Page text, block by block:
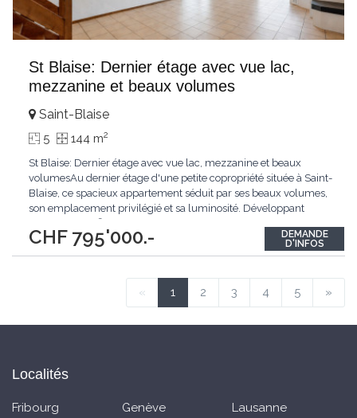
St Blaise: Dernier étage avec vue lac,
mezzanine et beaux volumes
CHF 795'000.-
Saint-Blaise
5 144 m2
St Blaise: Dernier étage avec vue lac, mezzanine et beaux
volumesAu dernier étage d'une petite copropriété située à Saint-
Blaise, ce spacieux appartement séduit par ses beaux volumes,
son emplacement privilégié et sa luminosité. Développant
sous plafond qui renforce la sensation d'espace.Rénové en
2010, il s'organise autour...
DEMANDE
D'INFOS
« 1 2 3 4 5 »
Localités
Fribourg Genève
Lausanne